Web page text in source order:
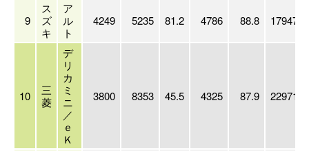
9
ス
ズ
キ
ア
ル
ト
4249 5235 81.2 4786 88.8 17947
10
三
菱
デ
リ
カ
ミ
ニ
／
ｅ
Ｋ
3800 8353 45.5 4325 87.9 22971